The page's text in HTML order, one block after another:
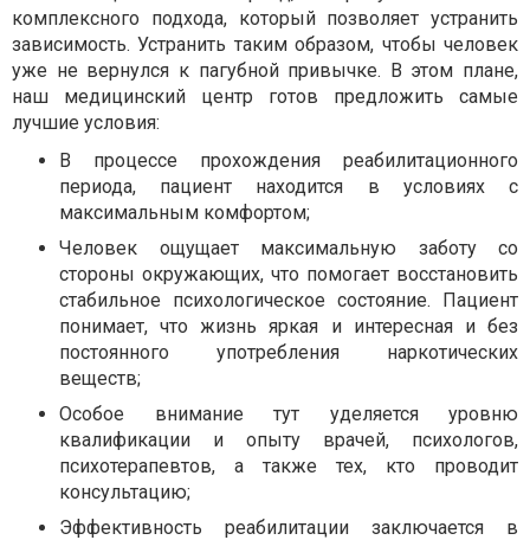
комплексного подхода, который позволяет устранить
зависимость. Устранить таким образом, чтобы человек
уже не вернулся к пагубной привычке. В этом плане,
наш медицинский центр готов предложить самые
лучшие условия:
В процессе прохождения реабилитационного
периода, пациент находится в условиях с
максимальным комфортом;
Человек ощущает максимальную заботу со
стороны окружающих, что помогает восстановить
стабильное психологическое состояние. Пациент
понимает, что жизнь яркая и интересная и без
постоянного употребления наркотических
веществ;
Особое внимание тут уделяется уровню
квалификации и опыту врачей, психологов,
психотерапевтов, а также тех, кто проводит
консультацию;
Эффективность реабилитации заключается в